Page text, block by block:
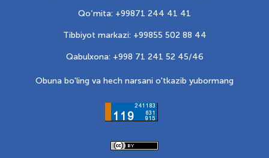
Qo‘mita: +99871 244 41 41
Tibbiyot markazi: +99855 502 88 44
Qabulxona: +998 71 241 52 45/46
Obuna bo'ling va hech narsani o'tkazib yubormang